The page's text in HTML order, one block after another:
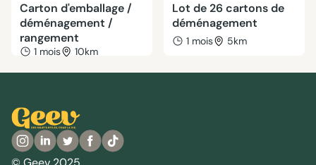
Carton d'emballage /
déménagement /
rangement
1 mois 10km
Lot de 26 cartons de
déménagement
1 mois 5km